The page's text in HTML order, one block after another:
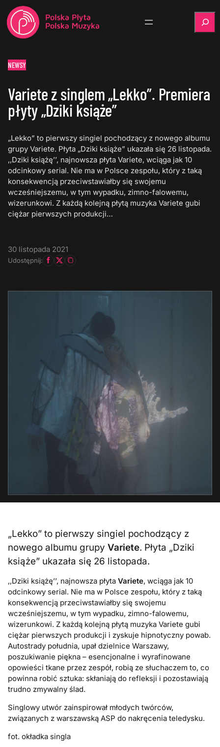
NEWSY
Variete z singlem „Lekko”. Premiera
płyty „Dziki książe”
„Lekko” to pierwszy singiel pochodzący z nowego albumu
grupy Variete. Płyta „Dziki książe” ukazała się 26 listopada.
,,Dziki książę’’, najnowsza płyta Variete, wciąga jak 10
odcinkowy serial. Nie ma w Polsce zespołu, który z taką
konsekwencją przeciwstawiałby się swojemu
wcześniejszemu, w tym wypadku, zimno-falowemu,
wizerunkowi. Z każdą kolejną płytą muzyka Variete gubi
ciężar pierwszych produkcji…
30 listopada 2021
Udostępnij:
„Lekko” to pierwszy singiel pochodzący z
nowego albumu grupyVariete. Płyta „Dziki
książe” ukazała się 26 listopada.
,,Dziki książę’’, najnowsza płytaVariete, wciąga jak 10
odcinkowy serial. Nie ma w Polsce zespołu, który z taką
konsekwencją przeciwstawiałby się swojemu
wcześniejszemu, w tym wypadku, zimno-falowemu,
wizerunkowi. Z każdą kolejną płytą muzyka Variete gubi
ciężar pierwszych produkcji i zyskuje hipnotyczny powab.
Autostrady południa, upał dzielnice Warszawy,
poszukiwanie piękna – esencjonalne i wyrafinowane
opowieści tkane przez zespół, robią ze słuchaczem to, co
powinna robić sztuka: skłaniają do refleksji i pozostawiają
trudno zmywalny ślad.
Singlowy utwór zainspirował młodych twórców,
związanych z warszawską ASP do nakręcenia teledysku.
fot. okładka singla